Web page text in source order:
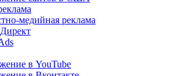
медийная реклама
в YouTube